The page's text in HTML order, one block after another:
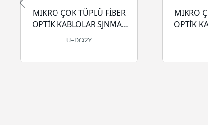
MIKRO ÇOK TÜPLÜ FİBER
OPTİK KABLOLAR SJNMA -
PE
U-DQ2Y
MIKRO
OPTİK